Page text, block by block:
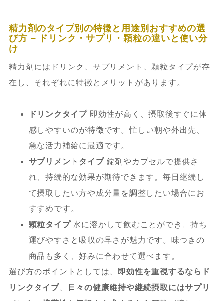
精力剤のタイプ別の特徴と用途別おすすめの選
び方 – ドリンク・サプリ・顆粒の違いと使い分
け
精力剤にはドリンク、サプリメント、顆粒タイプが存
在し、それぞれに特徴とメリットがあります。
ドリンクタイプ即効性が高く、摂取後すぐに体
感しやすいのが特徴です。忙しい朝や外出先、
急な活力補給に最適です。
サプリメントタイプ錠剤やカプセルで提供さ
れ、持続的な効果が期待できます。毎日継続し
て摂取したい方や成分量を調整したい場合にお
すすめです。
顆粒タイプ水に溶かして飲むことができ、持ち
運びやすさと吸収の早さが魅力です。味つきの
商品も多く、好みに合わせて選べます。
選び方のポイントとしては、
即効性を重視するならド
リンクタイプ、
日々の健康維持や継続摂取にはサプリ